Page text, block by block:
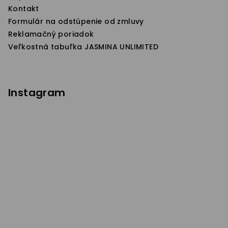
Kontakt
Formulár na odstúpenie od zmluvy
Reklamačný poriadok
Veľkostná tabuľka JASMINA UNLIMITED
Instagram